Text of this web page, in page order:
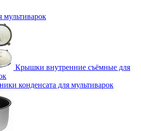
мультиварок
Крышки внутренние съёмные для
конденсата для мультиварок